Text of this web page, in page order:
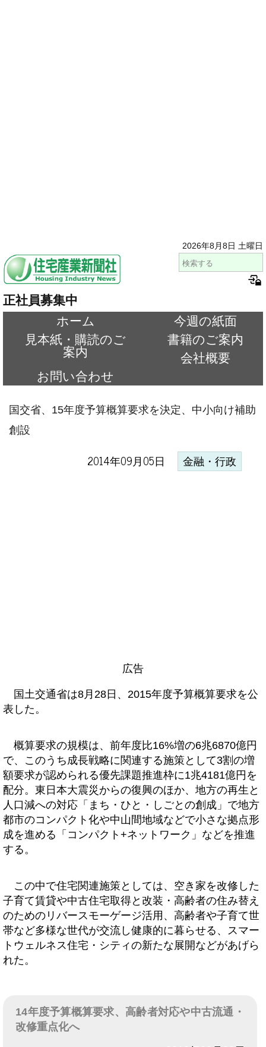
2026年8月8日 土曜日
正社員募集中
ホーム
今週の紙面
見本紙・購読のご
案内
書籍のご案内
会社概要
お問い合わせ
国交省、15年度予算概算要求を決定、中小向け補助
創設
2014年09月05日 金融・行政
広告
国土交通省は8月28日、2015年度予算概算要求を公
表した。
概算要求の規模は、前年度比16%増の6兆6870億円
で、このうち成長戦略に関連する施策として3割の増
額要求が認められる優先課題推進枠に1兆4181億円を
配分。東日本大震災からの復興のほか、地方の再生と
人口減への対応「まち・ひと・しごとの創成」で地方
都市のコンパクト化や中山間地域などで小さな拠点形
成を進める「コンパクト+ネットワーク」などを推進
する。
この中で住宅関連施策としては、空き家を改修した
子育て賃貸や中古住宅取得と改装・高齢者の住み替え
のためのリバースモーゲージ活用、高齢者や子育て世
帯など多様な世代が交流し健康的に暮らせる、スマー
トウェルネス住宅・シティの新たな展開などがあげら
れた。
14年度予算概算要求、高齢者対応や中古流通・
改修重点化へ